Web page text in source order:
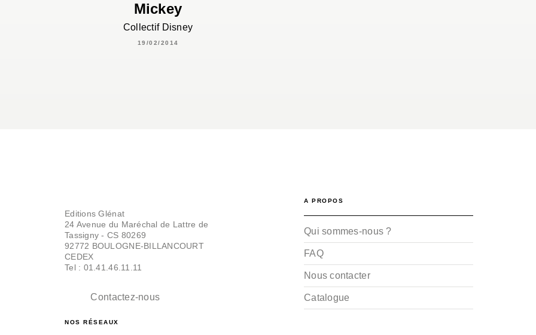
Mickey
Collectif Disney
19/02/2014
Editions Glénat
24 Avenue du Maréchal de Lattre de
Tassigny - CS 80269
92772 BOULOGNE-BILLANCOURT
CEDEX
Tel : 01.41.46.11.11
Contactez-nous
NOS RÉSEAUX
A PROPOS
Qui sommes-nous ?
FAQ
Nous contacter
Catalogue